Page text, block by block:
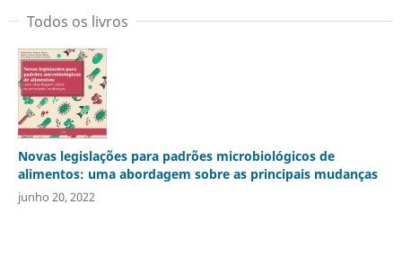
Todos os livros
Novas legislações para padrões microbiológicos de
alimentos: uma abordagem sobre as principais mudanças
junho 20, 2022